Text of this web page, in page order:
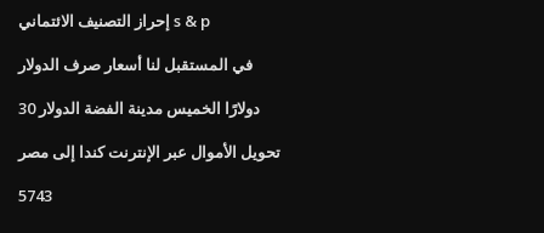
إحراز التصنيف الائتماني s & p
في المستقبل لنا أسعار صرف الدولار
30 دولارًا الخميس مدينة الفضة الدولار
تحويل الأموال عبر الإنترنت كندا إلى مصر
5743